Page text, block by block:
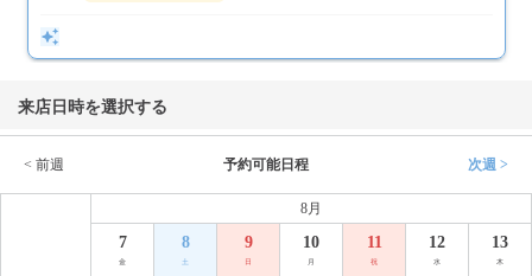
来店日時を選択する
< 前週 予約可能日程 次週 >
8月
7
金
8
土
9
日
10
月
11
祝
12
水
13
木